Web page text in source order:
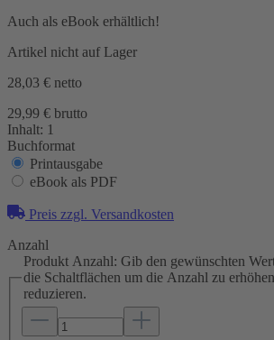
Auch als eBook erhältlich!
Artikel nicht auf Lager
28,03 € netto
29,99 € brutto
Inhalt: 1
Buchformat
Printausgabe
eBook als PDF
Preis zzgl. Versandkosten
Anzahl
Produkt Anzahl: Gib den gewünschten
die Schaltflächen um die Anzahl zu
reduzieren.